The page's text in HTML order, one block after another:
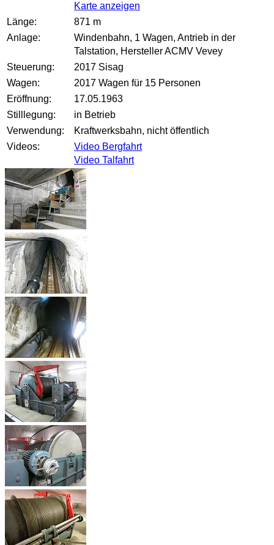
Karte anzeigen
Länge:
871 m
Anlage:
Windenbahn, 1 Wagen, Antrieb in der
Talstation, Hersteller ACMV Vevey
Steuerung:
2017 Sisag
Wagen:
2017 Wagen für 15 Personen
Eröffnung:
17.05.1963
Stilllegung:
in Betrieb
Verwendung:
Kraftwerksbahn, nicht öffentlich
Videos:
Video Bergfahrt
Video Talfahrt